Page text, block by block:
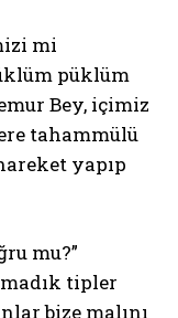
mi
püklüm
Bey, içimiz
tahammülü
yapıp
mu?”
tipler
bize malını